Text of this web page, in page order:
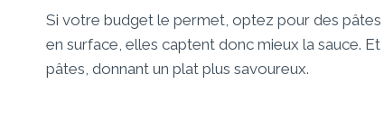
Si votre budget le permet, optez pour des
en surface, elles captent donc mieux la sauce.
pâtes, donnant un plat plus savoureux.